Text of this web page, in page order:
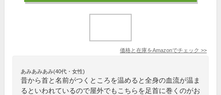
価格と在庫をAmazonでチェック >>
あみあみあみ(40代・女性)
昔から首と名前がつくところを温めると全身の血流が温ま
るといわれているので屋外でもこちらを足首に巻くのがお